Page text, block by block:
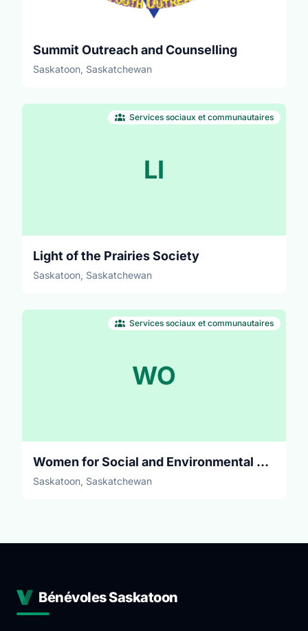
Summit Outreach and Counselling
Saskatoon, Saskatchewan
LI
Services sociaux et communautaires
Light of the Prairies Society
Saskatoon, Saskatchewan
WO
Services sociaux et communautaires
Women for Social and Environmental Health
Saskatoon, Saskatchewan
Bénévoles Saskatoon